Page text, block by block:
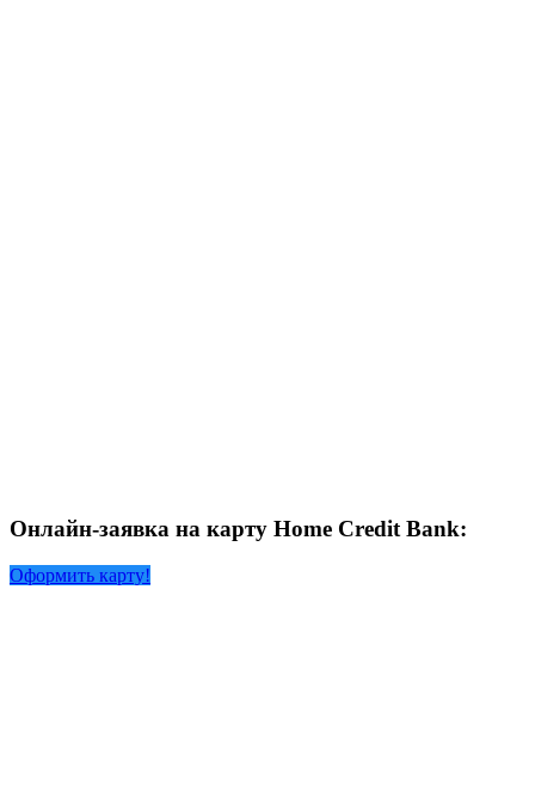
Онлайн-заявка на карту Home Credit Bank:
Оформить карту!